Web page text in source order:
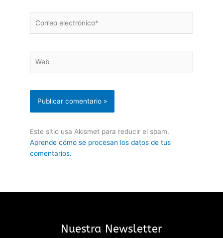
electrónico*
Este sitio usa Akismet para reducir el spam.
Aprende cómo se procesan los datos de tus
comentarios.
Nuestra Newsletter